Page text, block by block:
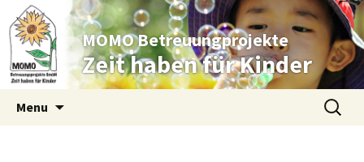
MOMO Betreuungprojekte
Zeit haben für Kinder
Menu
Suche
nach: